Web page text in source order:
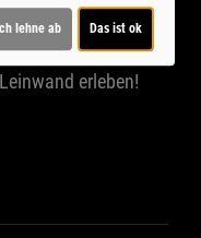
ein fröhliches
erleben!
Ich lehne ab Das ist ok